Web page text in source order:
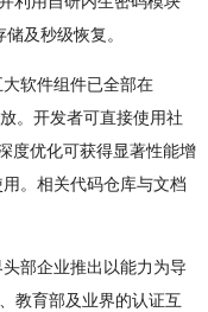
及秒级恢复。
软件组件已全部在
。开发者可直接使用社
度优化可获得显著性能增
。相关代码仓库与文档
部企业推出以能力为导
教育部及业界的认证互